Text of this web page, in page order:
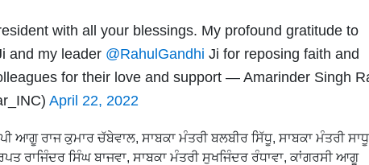
with all your blessings. My profound gratitude to
and my leader @RahulGandhi Ji for reposing faith and
for their love and support — Amarinder Singh
April 22, 2022
ਆਗੂ ਰਾਜ ਕੁਮਾਰ ਚੱਬੇਵਾਲ, ਸਾਬਕਾ ਮੰਤਰੀ ਬਲਬੀਰ ਸਿੱਧੂ, ਸਾਬਕਾ ਮੰਤਰੀ ਸਾਧੂ
ਰਾਜਿੰਦਰ ਸਿੰਘ ਬਾਜਵਾ, ਸਾਬਕਾ ਮੰਤਰੀ ਸੁਖਜਿੰਦਰ ਰੰਧਾਵਾ, ਕਾਂਗਰਸੀ ਆਗੂ